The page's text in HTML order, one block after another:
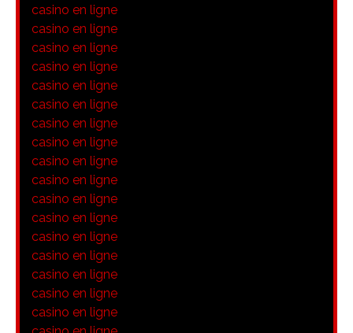
casino en ligne
casino en ligne
casino en ligne
casino en ligne
casino en ligne
casino en ligne
casino en ligne
casino en ligne
casino en ligne
casino en ligne
casino en ligne
casino en ligne
casino en ligne
casino en ligne
casino en ligne
casino en ligne
casino en ligne